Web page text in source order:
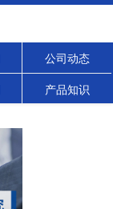
公司动态
产品知识